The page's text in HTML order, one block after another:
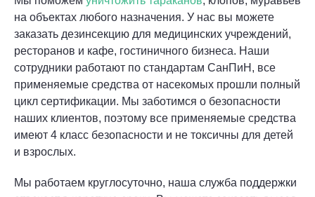
на объектах любого назначения. У нас вы можете
заказать дезинсекцию для медицинских учреждений,
ресторанов и кафе, гостиничного бизнеса. Наши
сотрудники работают по стандартам СанПиН, все
применяемые средства от насекомых прошли полный
цикл сертификации. Мы заботимся о безопасности
наших клиентов, поэтому все применяемые средства
имеют 4 класс безопасности и не токсичны для детей
и взрослых.
Мы работаем круглосуточно, наша служба поддержки